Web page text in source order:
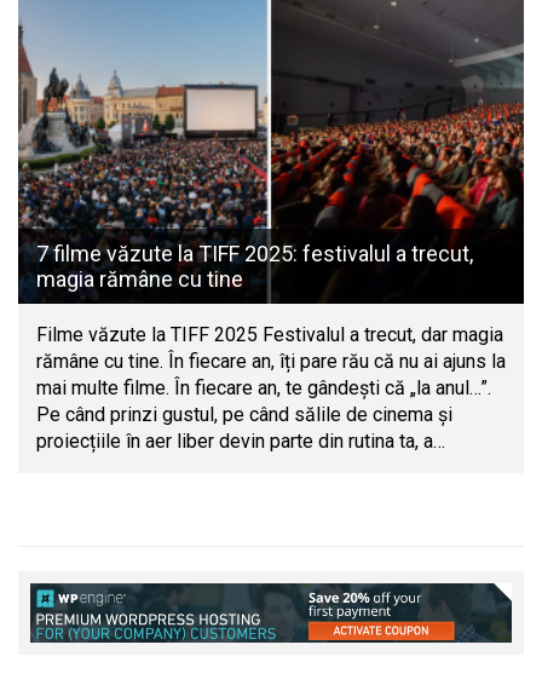
7 filme văzute la TIFF 2025: festivalul a trecut,
magia rămâne cu tine
Filme văzute la TIFF 2025 Festivalul a trecut, dar magia
rămâne cu tine. În fiecare an, îți pare rău că nu ai ajuns la
mai multe filme. În fiecare an, te gândești că „la anul…”.
Pe când prinzi gustul, pe când sălile de cinema și
proiecțiile în aer liber devin parte din rutina ta, a…